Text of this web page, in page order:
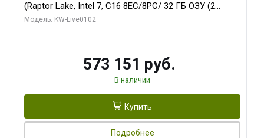
(Raptor Lake, Intel 7, C16 8EC/8PC/ 32 ГБ ОЗУ (2
модуля)/ Afox RTX4090 24GB GDDR6X 384-Bit 3xDP
Модель: KW-Live0102
573 151 руб.
В наличии
Купить
Подробнее